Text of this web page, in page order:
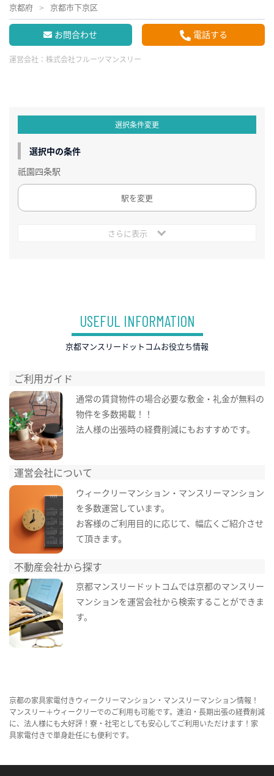
京都府 京都市下京区
お問合わせ 電話する
運営会社： 株式会社フルーツマンスリー
選択条件変更
選択中の条件
祇園四条駅
駅を変更
さらに表示
USEFUL INFORMATION
京都マンスリードットコムお役立ち情報
ご利用ガイド
通常の賃貸物件の場合必要な敷金・礼金が無料の
物件を多数掲載！！
法人様の出張時の経費削減にもおすすめです。
運営会社について
ウィークリーマンション・マンスリーマンション
を多数運営しています。
お客様のご利用目的に応じて、幅広くご紹介させ
て頂きます。
不動産会社から探す
京都マンスリードットコムでは京都のマンスリー
マンションを運営会社から検索することができま
す。
京都の家具家電付きウィークリーマンション・マンスリーマンション情報！
マンスリー＋ウィークリーでのご利用も可能です。連泊・長期出張の経費削減
に、法人様にも大好評！寮・社宅としても安心してご利用いただけます！家
具家電付きで単身赴任にも便利です。